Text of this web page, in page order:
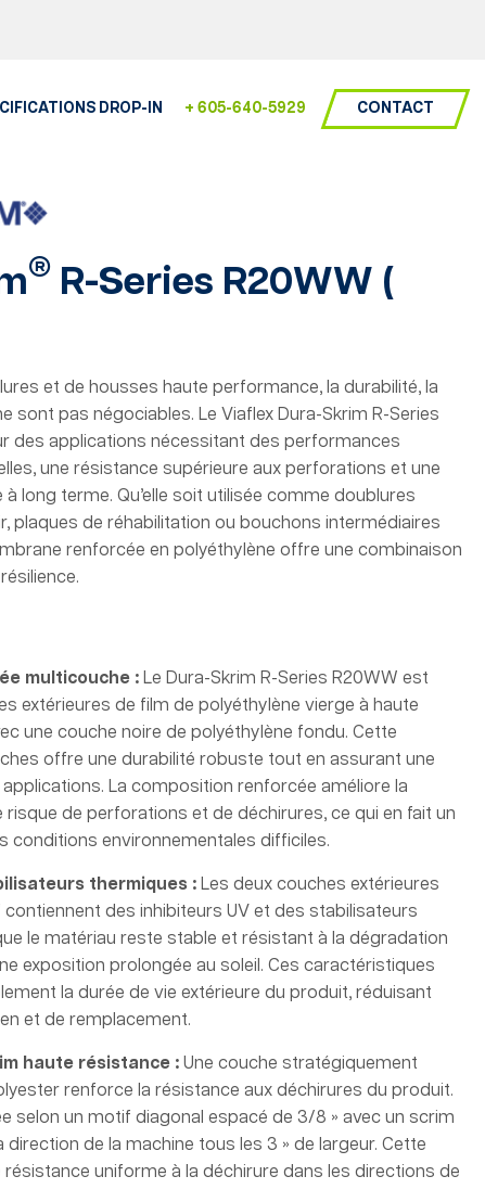
DROP-IN + 605-640-5929 CONTACT
® R-Series R20WW (
et de housses haute performance, la durabilité, la
sont pas négociables. Le Viaflex Dura-Skrim R-Series
des applications nécessitant des performances
une résistance supérieure aux perforations et une
long terme. Qu’elle soit utilisée comme doublures
plaques de réhabilitation ou bouchons intermédiaires
renforcée en polyéthylène offre une combinaison
multicouche : Le Dura-Skrim R-Series R20WW est
extérieures de film de polyéthylène vierge à haute
une couche noire de polyéthylène fondu. Cette
offre une durabilité robuste tout en assurant une
La composition renforcée améliore la
risque de perforations et de déchirures, ce qui en fait un
conditions environnementales difficiles.
thermiques : Les deux couches extérieures
contiennent des inhibiteurs UV et des stabilisateurs
le matériau reste stable et résistant à la dégradation
exposition prolongée au soleil. Ces caractéristiques
la durée de vie extérieure du produit, réduisant
et de remplacement.
haute résistance : Une couche stratégiquement
renforce la résistance aux déchirures du produit.
selon un motif diagonal espacé de 3/8 » avec un scrim
de la machine tous les 3 » de largeur. Cette
uniforme à la déchirure dans les directions de